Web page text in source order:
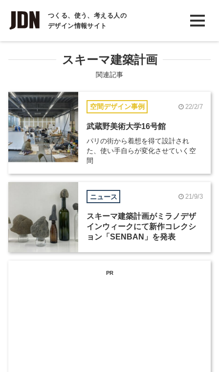
つくる、使う、考える人の
デザイン情報サイト
INTERVIEW
インタビュー
REPORT
COLUMN
コラム
スキーマ建築計画
関連記事
空間デザイン事例 22/2/7
武蔵野美術大学16号館
パリの街から着想を得て設計され
た、使い手自らが変化させていく空
間
ニュース 21/9/3
スキーマ建築計画がミラノデザ
インウィークにて新作コレクシ
ョン「SENBAN」を発表
PR